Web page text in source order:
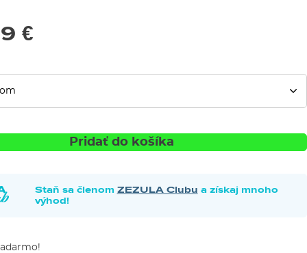
€
Pridať do košíka
Staň sa členom ZEZULA Clubu a získaj mnoho
výhod!